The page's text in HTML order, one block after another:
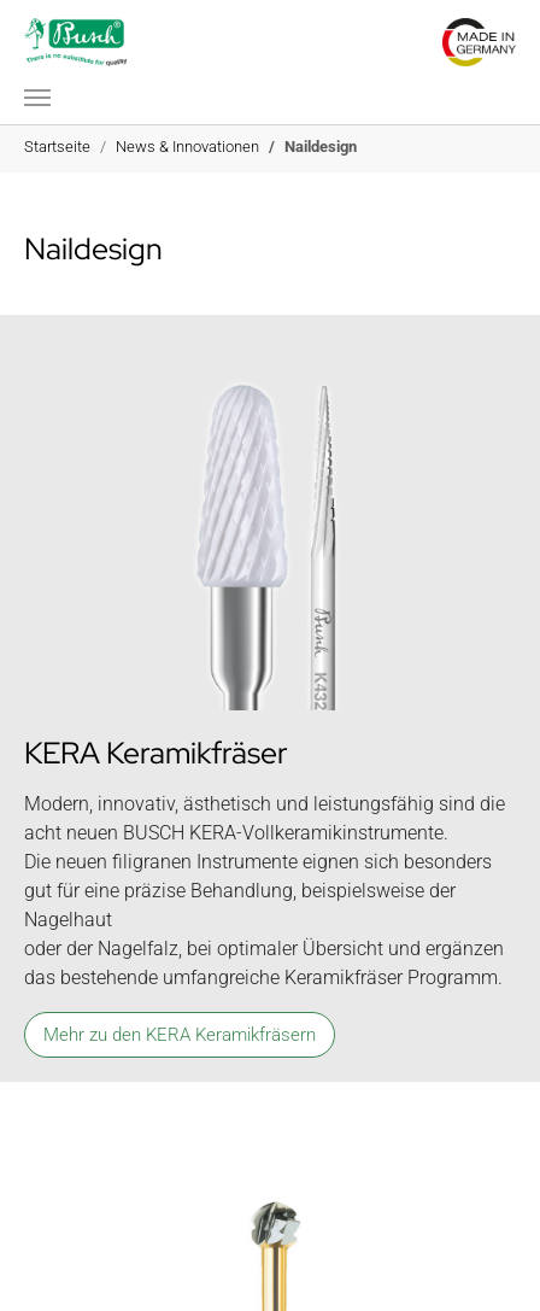
Zum Hauptinhalt springen
Sie sind hier:
Startseite
News & Innovationen Naildesign
Naildesign
KERA Keramikfräser
Modern, innovativ, ästhetisch und leistungsfähig sind die
acht neuen BUSCH KERA-Vollkeramikinstrumente.
Die neuen filigranen Instrumente eignen sich besonders
gut für eine präzise Behandlung, beispielsweise der
Nagelhaut
oder der Nagelfalz, bei optimaler Übersicht und ergänzen
das bestehende umfangreiche Keramikfräser Programm.
Mehr zu den KERA Keramikfräsern